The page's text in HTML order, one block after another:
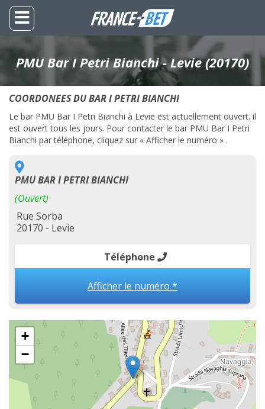
PMU Bar I Petri Bianchi - Levie (20170)
COORDONEES DU BAR I PETRI BIANCHI
Le bar PMU Bar I Petri Bianchi à Levie est actuellement ouvert. il
est ouvert tous les jours. Pour contacter le bar PMU Bar I Petri
Bianchi par téléphone, cliquez sur « Afficher le numéro » .
PMU BAR I PETRI BIANCHI
(Ouvert)
Rue Sorba
20170 - Levie
Téléphone
Afficher le numéro *
+
−